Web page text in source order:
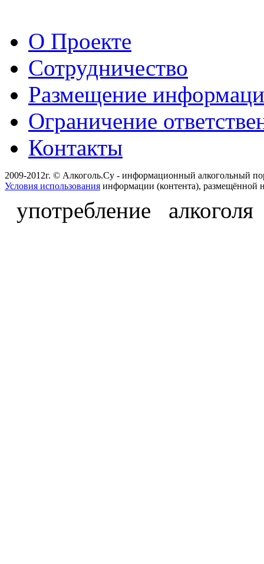
О Проекте
Сотрудничество
Размещение
Ограничение
Контакты
2009-2012г. © Алкоголь.Су - информационный алкогольный
Условия использования информации (контента), размещённой
употребление